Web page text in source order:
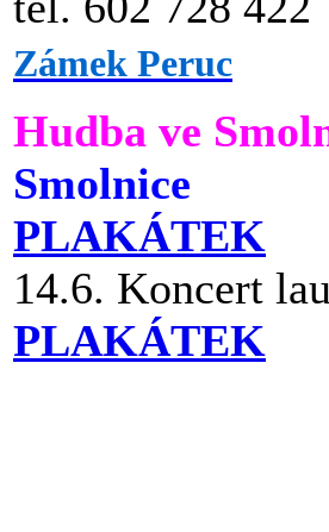
Zámek Peruc
Hudba ve
Smolnice
PLAKÁTEK
14.6. Koncert
PLAKÁTEK